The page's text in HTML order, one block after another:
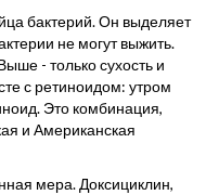
бактерий. Он выделяет
не могут выжить.
- только сухость и
с ретиноидом: утром
Это комбинация,
и Американская
мера. Доксициклин,